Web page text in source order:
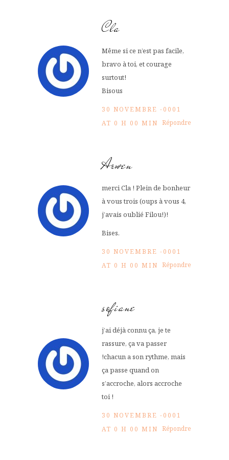
Cla
Même si ce n’est pas facile,
bravo à toi, et courage
surtout!
Bisous
30 NOVEMBRE -0001
AT 0 H 00 MIN Répondre
Arwen
merci Cla ! Plein de bonheur
à vous trois (oups à vous 4,
j’avais oublié Filou!)!
Bises.
30 NOVEMBRE -0001
AT 0 H 00 MIN Répondre
sofiane
j’ai déjà connu ça, je te
rassure, ça va passer
!chacun a son rythme, mais
ça passe quand on
s’accroche, alors accroche
toi !
30 NOVEMBRE -0001
AT 0 H 00 MIN Répondre